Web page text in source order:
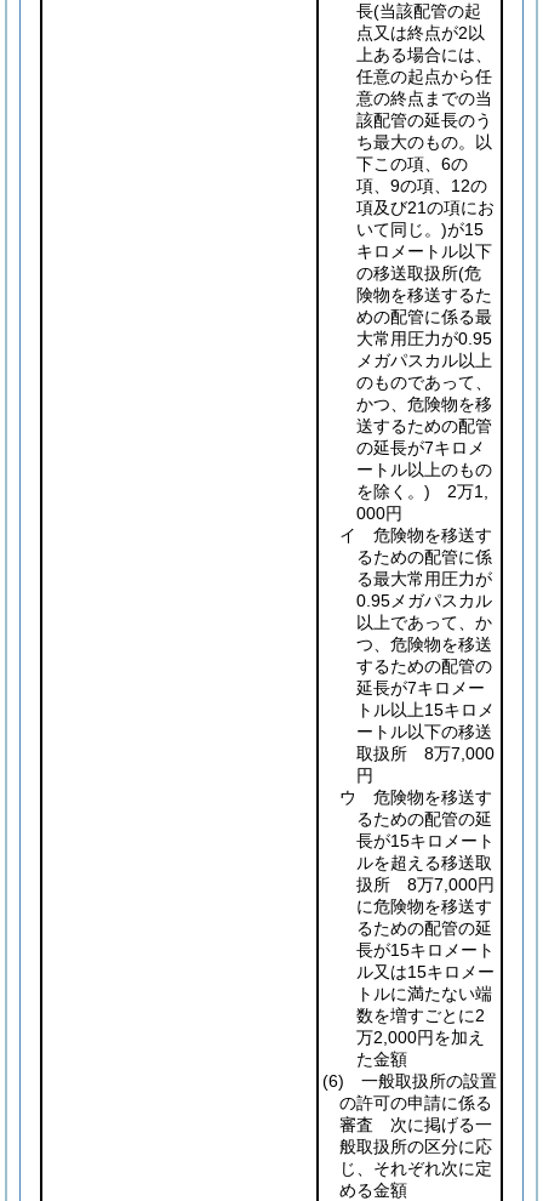
長(当該配管の起
点又は終点が2以
上ある場合には、
任意の起点から任
意の終点までの当
該配管の延長のう
ち最大のもの。以
下この項、6の
項、9の項、12の
項及び21の項にお
いて同じ。)が15
キロメートル以下
の移送取扱所(危
険物を移送するた
めの配管に係る最
大常用圧力が0.95
メガパスカル以上
のものであって、
かつ、危険物を移
送するための配管
の延長が7キロメ
ートル以上のもの
を除く。) 2万1,
000円
イ 危険物を移送す
るための配管に係
る最大常用圧力が
0.95メガパスカル
以上であって、か
つ、危険物を移送
するための配管の
延長が7キロメー
トル以上15キロメ
ートル以下の移送
取扱所 8万7,000
円
ウ 危険物を移送す
るための配管の延
長が15キロメート
ルを超える移送取
扱所 8万7,000円
に危険物を移送す
るための配管の延
長が15キロメート
ル又は15キロメー
トルに満たない端
数を増すごとに2
万2,000円を加え
た金額
(6) 一般取扱所の設置
の許可の申請に係る
審査 次に掲げる一
般取扱所の区分に応
じ、それぞれ次に定
める金額